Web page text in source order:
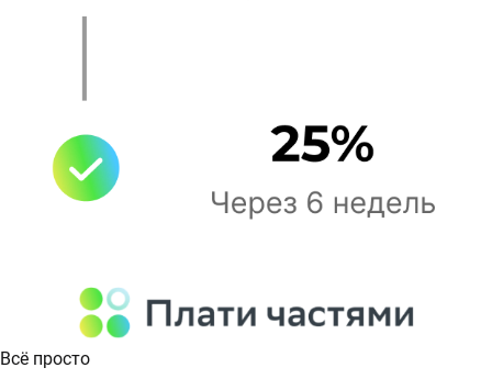
Всё просто